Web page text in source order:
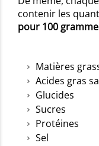
contenir les
pour 100
Matières
Acides gras
Glucides
Sucres
Protéines
Sel